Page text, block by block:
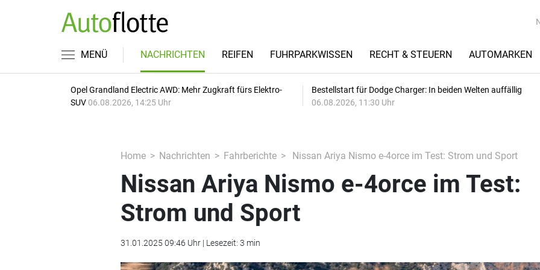
MENÜ NACHRICHTEN REIFEN FUHRPARKWISSEN RECHT & STEUERN AUTOMARKEN
Opel Grandland Electric AWD: Mehr Zugkraft fürs Elektro-
SUV 06.08.2026, 14:25 Uhr
Bestellstart für Dodge Charger: In beiden Welten auffällig
06.08.2026, 11:30 Uhr
Home Nachrichten Fahrberichte Nissan Ariya Nismo e-4orce im Test: Strom und Sport
Nissan Ariya Nismo e-4orce im Test:
Strom und Sport
31.01.2025 09:46 Uhr | Lesezeit: 3 min